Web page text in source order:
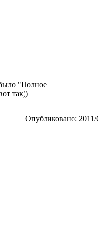
"Полное
так))
Опубликовано: 2011/